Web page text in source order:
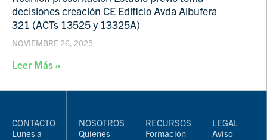
decisiones creación CE Edificio Avda Albufera
321 (ACTs 13525 y 13325A)
NOVIEMBRE 26, 2025
Leer Más »
CONTACTO
Lunes a
NOSOTROS
Quienes
RECURSOS
Formación
LEGAL
Aviso